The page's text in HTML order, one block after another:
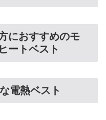
におすすめのモ
ートベスト
電熱ベスト